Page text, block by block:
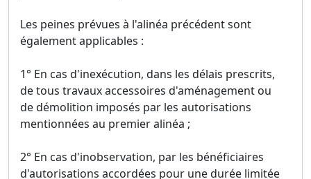
Les peines prévues à l'alinéa précédent sont
également applicables :
1° En cas d'inexécution, dans les délais prescrits,
de tous travaux accessoires d'aménagement ou
de démolition imposés par les autorisations
mentionnées au premier alinéa ;
2° En cas d'inobservation, par les bénéficiaires
d'autorisations accordées pour une durée limitée